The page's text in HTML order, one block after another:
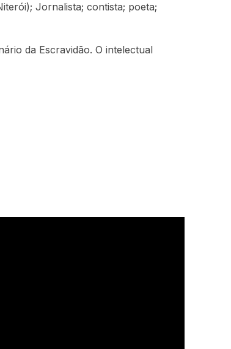
Jornalista; contista; poeta;
da Escravidão. O intelectual